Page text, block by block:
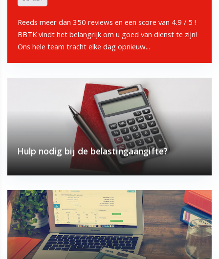
Reeds meer dan 350 reviews en een score van 4.9 / 5 !
BBTK vindt het belangrijk om u goed van dienst te zijn!
Ons hele team tracht elke dag opnieuw...
Hulp nodig bij de belastingaangifte?